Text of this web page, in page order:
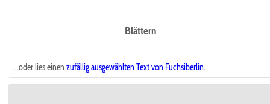
Blättern
...oder lies einen zufällig ausgewählten Text von Fuchsiberlin.